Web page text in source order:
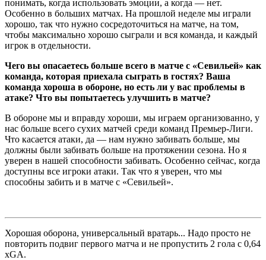
понимать, когда использовать эмоции, а когда — нет.
Особенно в больших матчах. На прошлой неделе мы играли
хорошо, так что нужно сосредоточиться на матче, на том,
чтобы максимально хорошо сыграли и вся команда, и каждый
игрок в отдельности.
Чего вы опасаетесь больше всего в матче с «Севильей» как
команда, которая приехала сыграть в гостях? Ваша
команда хороша в обороне, но есть ли у вас проблемы в
атаке? Что вы попытаетесь улучшить в матче?
В обороне мы и вправду хороши, мы играем организованно, у
нас больше всего сухих матчей среди команд Премьер-Лиги.
Что касается атаки, да — нам нужно забивать больше, мы
должны были забивать больше на протяжении сезона. Но я
уверен в нашей способности забивать. Особенно сейчас, когда
доступны все игроки атаки. Так что я уверен, что мы
способны забить и в матче с «Севильей».
Хорошая оборона, универсальный вратарь... Надо просто не
повторить подвиг первого матча и не пропустить 2 гола с 0,64
xGA.